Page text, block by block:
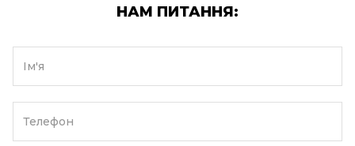
НАМ ПИТАННЯ:
Ім'я
Телефон